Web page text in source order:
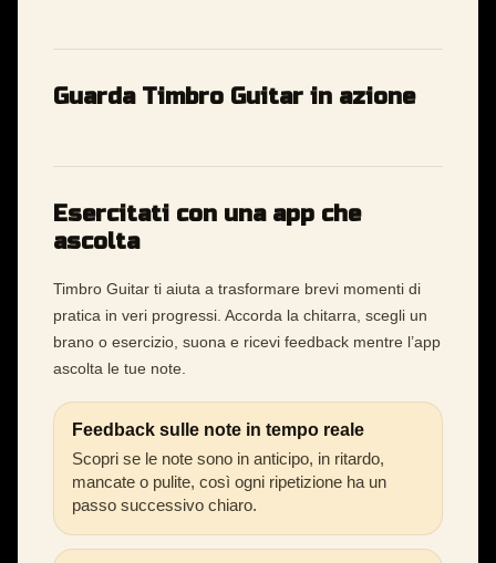
Guarda Timbro Guitar in azione
Esercitati con una app che
ascolta
Timbro Guitar ti aiuta a trasformare brevi momenti di
pratica in veri progressi. Accorda la chitarra, scegli un
brano o esercizio, suona e ricevi feedback mentre l’app
ascolta le tue note.
Feedback sulle note in tempo reale
Scopri se le note sono in anticipo, in ritardo,
mancate o pulite, così ogni ripetizione ha un
passo successivo chiaro.